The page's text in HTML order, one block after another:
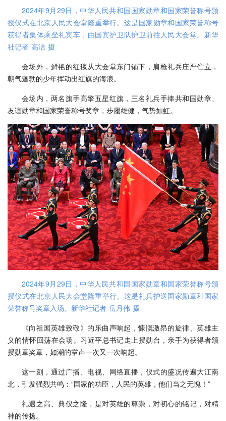
2024年9月29日，中华人民共和国国家勋章和国家荣誉称号颁
授仪式在北京人民大会堂隆重举行。这是国家勋章和国家荣誉称号
获得者集体乘坐礼宾车，由国宾护卫队护卫前往人民大会堂。新华
社记者 高洁 摄
会场外，鲜艳的红毯从大会堂东门铺下，肩枪礼兵庄严伫立，
朝气蓬勃的少年挥动出红旗的海浪。
会场内，两名旗手高擎五星红旗，三名礼兵手捧共和国勋章、
友谊勋章和国家荣誉称号奖章，步履雄健，气势如虹。
2024年9月29日，中华人民共和国国家勋章和国家荣誉称号颁
授仪式在北京人民大会堂隆重举行。这是礼兵护送国家勋章和国家
荣誉称号奖章入场。新华社记者 岳月伟 摄
《向祖国英雄致敬》的乐曲声响起，慷慨激昂的旋律、英雄主
义的情怀回荡在会场。习近平总书记走上授勋台，亲手为获得者颁
授勋章奖章，如潮的掌声一次又一次响起。
这一刻，通过广播、电视、网络直播，仪式的盛况传遍大江南
北，引发强烈共鸣：“国家的功臣，人民的英雄，他们当之无愧！”
礼遇之高、典仪之隆，是对英雄的尊崇，对初心的铭记，对精
神的传扬。